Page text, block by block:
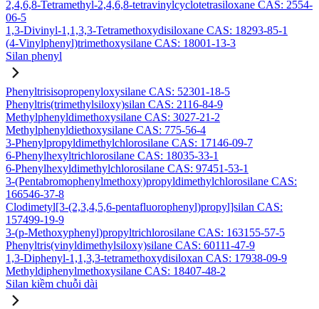
2,4,6,8-Tetramethyl-2,4,6,8-tetravinylcyclotetrasiloxane CAS: 2554-
06-5
1,3-Divinyl-1,1,3,3-Tetramethoxydisiloxane CAS: 18293-85-1
(4-Vinylphenyl)trimethoxysilane CAS: 18001-13-3
Silan phenyl
Phenyltrisisopropenyloxysilane CAS: 52301-18-5
Phenyltris(trimethylsiloxy)silan CAS: 2116-84-9
Methylphenyldimethoxysilane CAS: 3027-21-2
Methylphenyldiethoxysilane CAS: 775-56-4
3-Phenylpropyldimethylchlorosilane CAS: 17146-09-7
6-Phenylhexyltrichlorosilane CAS: 18035-33-1
6-Phenylhexyldimethylchlorosilane CAS: 97451-53-1
3-(Pentabromophenylmethoxy)propyldimethylchlorosilane CAS:
166546-37-8
Clodimetyl[3-(2,3,4,5,6-pentafluorophenyl)propyl]silan CAS:
157499-19-9
3-(p-Methoxyphenyl)propyltrichlorosilane CAS: 163155-57-5
Phenyltris(vinyldimethylsiloxy)silane CAS: 60111-47-9
1,3-Diphenyl-1,1,3,3-tetramethoxydisiloxan CAS: 17938-09-9
Methyldiphenylmethoxysilane CAS: 18407-48-2
Silan kiềm chuỗi dài